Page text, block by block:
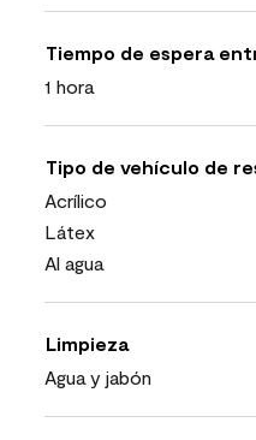
Tiempo de espera
1 hora
Tipo de vehículo de
Acrílico
Látex
Al agua
Limpieza
Agua y jabón